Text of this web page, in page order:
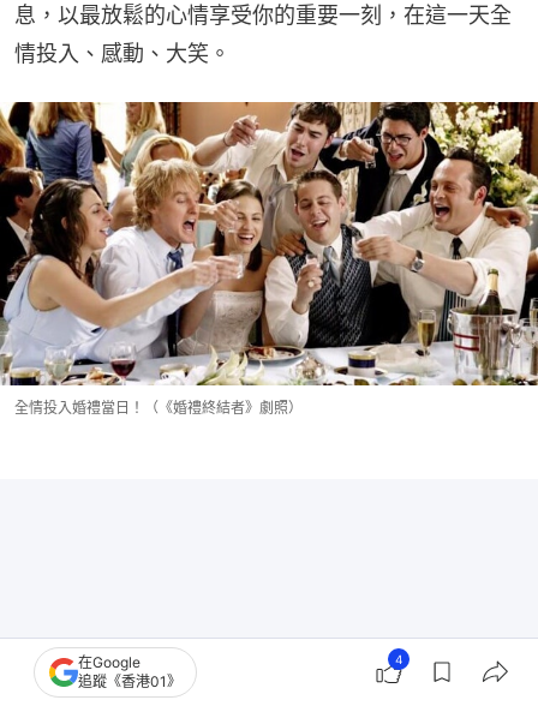
息，以最放鬆的心情享受你的重要一刻，在這一天全
情投入、感動、大笑。
全情投入婚禮當日！（《婚禮終結者》劇照）
在Google
追蹤《香港01》
4